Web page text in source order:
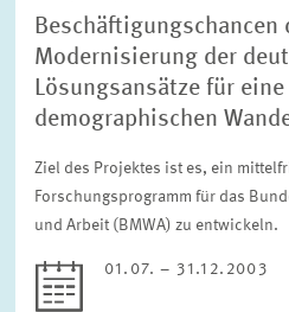
Beschäftigungschancen
Modernisierung der
Lösungsansätze für
demographischen
Ziel des Projektes ist es, ein
Forschungsprogramm für das
und Arbeit (BMWA) zu entwickeln.
01.07. – 31.12.2003